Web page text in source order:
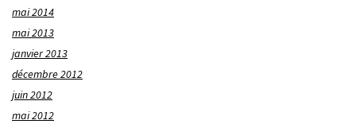
mai 2014
mai 2013
janvier 2013
décembre 2012
juin 2012
mai 2012